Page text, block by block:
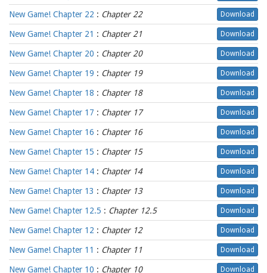
New Game! Chapter 22 : Chapter 22 Download
New Game! Chapter 21 : Chapter 21 Download
New Game! Chapter 20 : Chapter 20 Download
New Game! Chapter 19 : Chapter 19 Download
New Game! Chapter 18 : Chapter 18 Download
New Game! Chapter 17 : Chapter 17 Download
New Game! Chapter 16 : Chapter 16 Download
New Game! Chapter 15 : Chapter 15 Download
New Game! Chapter 14 : Chapter 14 Download
New Game! Chapter 13 : Chapter 13 Download
New Game! Chapter 12.5 : Chapter 12.5 Download
New Game! Chapter 12 : Chapter 12 Download
New Game! Chapter 11 : Chapter 11 Download
New Game! Chapter 10 : Chapter 10 Download